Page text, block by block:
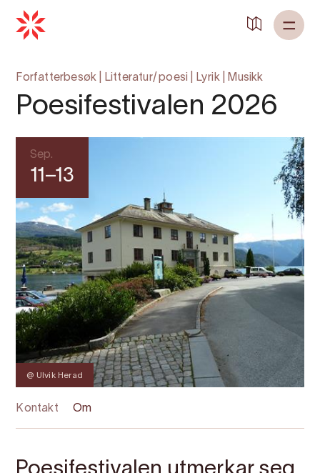
Forfatterbesøk Litteratur/ poesi Lyrik| Musikk
Poesifestivalen 2026
@ Ulvik Herad
Sep.
11–13
Kontakt Om